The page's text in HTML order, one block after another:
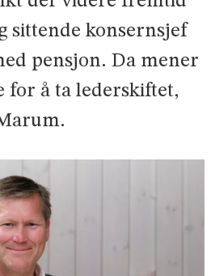
sittende konsernsjef
pensjon. Da mener
for å ta lederskiftet,